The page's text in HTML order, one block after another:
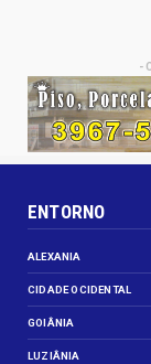
-
ENTORNO
ALEXANIA
CIDADE OCIDENTAL
GOIÂNIA
LUZIÂNIA